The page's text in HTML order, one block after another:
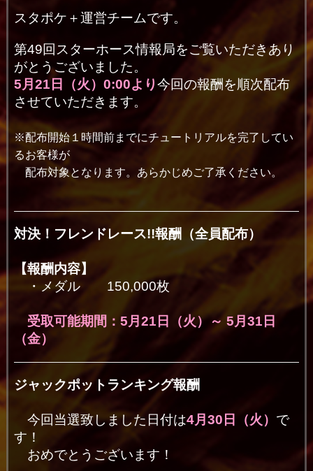
スタポケ＋運営チームです。
第49回スターホース情報局をご覧いただきあり
がとうございました。
5月21日（火）0:00より今回の報酬を順次配布
させていただきます。
※配布開始１時間前までにチュートリアルを完了してい
るお客様が
配布対象となります。あらかじめご了承ください。
対決！フレンドレース!!報酬（全員配布）
【報酬内容】
・メダル 150,000枚
受取可能期間：5月21 日（火）～ 5月31日
（金）
ジャックポットランキング報酬
今回当選致しました日付は4月30 日（火） で
す！
おめでとうございます！